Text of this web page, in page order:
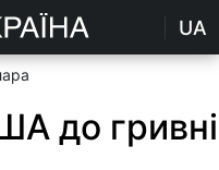
UA
до гривні